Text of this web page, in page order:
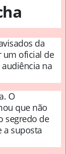
da
um oficial de
na
O
que não
segredo de
a suposta